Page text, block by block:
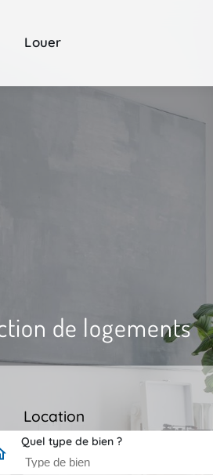
Louer
de logements
Location
Quel type de bien ?